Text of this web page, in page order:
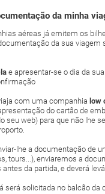
da minha
aéreas já emitem os
da sua viagem
e apresentar-se o dia da
com uma companhia low
do cartão de
seu web) para que não lhe
lhe a documentação de
tours...), enviaremos a
da partida, e deverá
será solicitada no balcão da